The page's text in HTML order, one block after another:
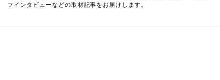
フインタビューなどの取材記事をお届けします。